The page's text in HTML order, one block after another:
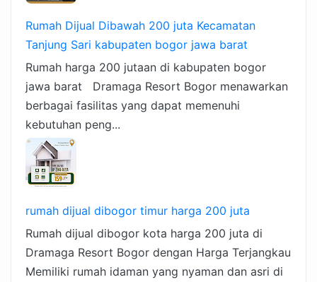
Rumah Dijual Dibawah 200 juta Kecamatan
Tanjung Sari kabupaten bogor jawa barat
Rumah harga 200 jutaan di kabupaten bogor
jawa barat Dramaga Resort Bogor menawarkan
berbagai fasilitas yang dapat memenuhi
kebutuhan peng...
rumah dijual dibogor timur harga 200 juta
Rumah dijual dibogor kota harga 200 juta di
Dramaga Resort Bogor dengan Harga Terjangkau
Memiliki rumah idaman yang nyaman dan asri di